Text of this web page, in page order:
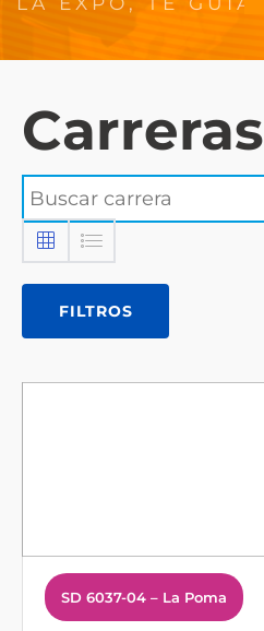
Carreras
FILTROS
SD 6037-04 – La Poma